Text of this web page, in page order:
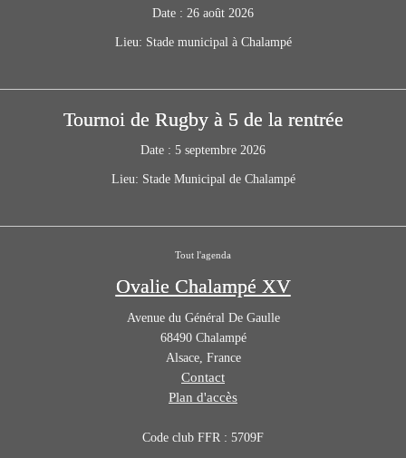
Date : 26 août 2026
Lieu: Stade municipal à Chalampé
Tournoi de Rugby à 5 de la rentrée
Date : 5 septembre 2026
Lieu: Stade Municipal de Chalampé
Tout l'agenda
Ovalie Chalampé XV
Avenue du Général De Gaulle
68490 Chalampé
Alsace, France
Contact
Plan d'accès
Code club FFR : 5709F